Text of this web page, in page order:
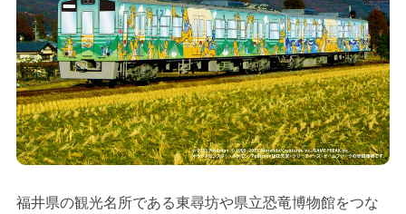
福井県の観光名所である東尋坊や県立恐竜博物館をつな